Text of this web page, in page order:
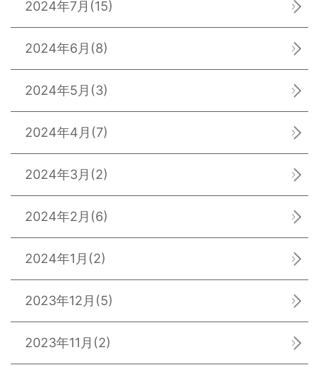
2024年7月 (15)
2024年6月 (8)
2024年5月 (3)
2024年4月 (7)
2024年3月 (2)
2024年2月 (6)
2024年1月 (2)
2023年12月 (5)
2023年11月 (2)